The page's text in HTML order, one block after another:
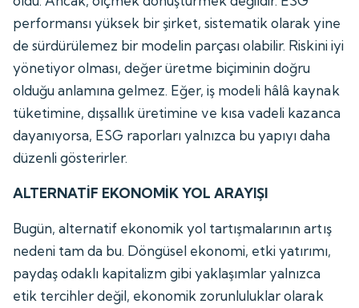
performansı yüksek bir şirket, sistematik olarak yine
de sürdürülemez bir modelin parçası olabilir. Riskini iyi
yönetiyor olması, değer üretme biçiminin doğru
olduğu anlamına gelmez. Eğer, iş modeli hâlâ kaynak
tüketimine, dışsallık üretimine ve kısa vadeli kazanca
dayanıyorsa, ESG raporları yalnızca bu yapıyı daha
düzenli gösterirler.
ALTERNATİF EKONOMİK YOL ARAYIŞI
Bugün, alternatif ekonomik yol tartışmalarının artış
nedeni tam da bu. Döngüsel ekonomi, etki yatırımı,
paydaş odaklı kapitalizm gibi yaklaşımlar yalnızca
etik tercihler değil, ekonomik zorunluluklar olarak